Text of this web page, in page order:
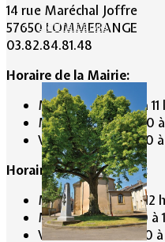
Cadre de vie
14 rue Maréchal Joffre
57650 LOMMERANGE
03.82.84.81.48
Horaire de la Mairie:
Mardi de 10 h 00 à 11
Mercredi de 14 h 00
Vendredi de 17 h 00
Horaire du Secrétariat :
Mardi de 9 h 30 à 12
Mercredi de 9 h 30 à
Vendredi de 13 h 00